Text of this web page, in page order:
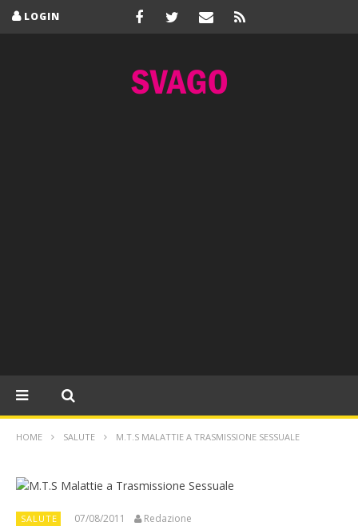
LOGIN
HOME SALUTE M.T.S MALATTIE A TRASMISSIONE SESSUALE
SALUTE 07/08/2011 Redazione